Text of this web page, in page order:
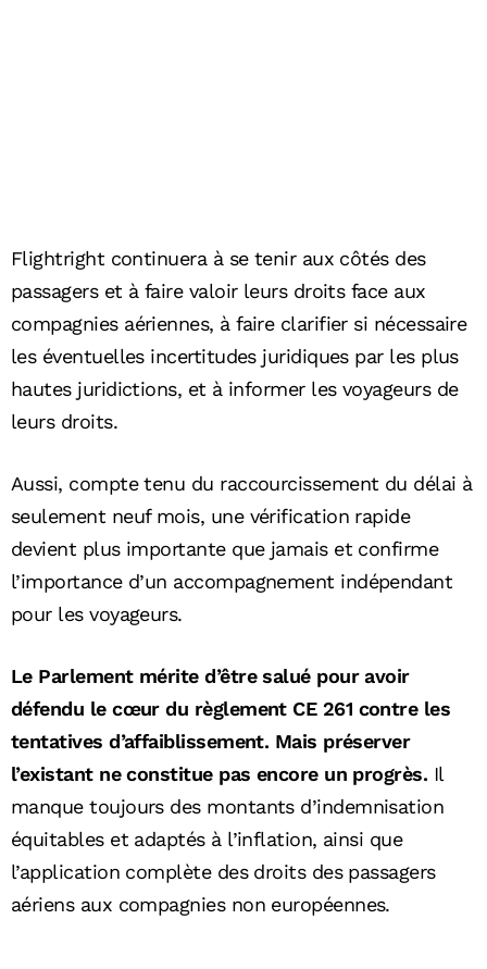
Flightright continuera à se tenir aux côtés des
passagers et à faire valoir leurs droits face aux
compagnies aériennes, à faire clarifier si nécessaire
les éventuelles incertitudes juridiques par les plus
hautes juridictions, et à informer les voyageurs de
leurs droits.
Aussi, compte tenu du raccourcissement du délai à
seulement neuf mois, une vérification rapide
devient plus importante que jamais et confirme
l’importance d’un accompagnement indépendant
pour les voyageurs.
Le Parlement mérite d’être salué pour avoir
défendu le cœur du règlement CE 261 contre les
tentatives d’affaiblissement. Mais préserver
l’existant ne constitue pas encore un progrès. Il
manque toujours des montants d’indemnisation
équitables et adaptés à l’inflation, ainsi que
l’application complète des droits des passagers
aériens aux compagnies non européennes.